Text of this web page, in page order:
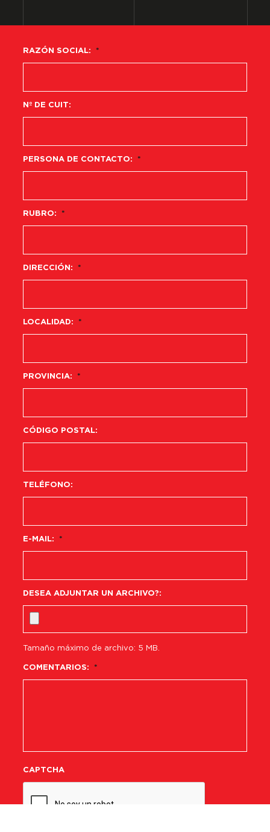
RAZÓN SOCIAL: *
Nº DE CUIT:
PERSONA DE CONTACTO: *
RUBRO: *
DIRECCIÓN: *
LOCALIDAD: *
PROVINCIA: *
CÓDIGO POSTAL:
TELÉFONO:
E-MAIL: *
DESEA ADJUNTAR UN ARCHIVO?:
Tamaño máximo de archivo: 5 MB.
COMENTARIOS: *
CAPTCHA